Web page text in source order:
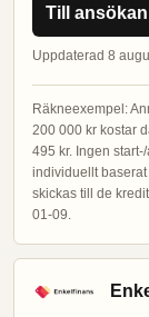
Till ansökan
Uppdaterad 8
Räkneexempel:
200 000 kr kostar
495 kr. Ingen
individuellt
skickas till de
01-09.